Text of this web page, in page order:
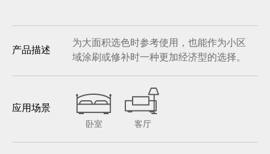
产品描述
为大面积选色时参考使用，也能作为小区
域涂刷或修补时一种更加经济型的选择。
应用场景
卧室 客厅